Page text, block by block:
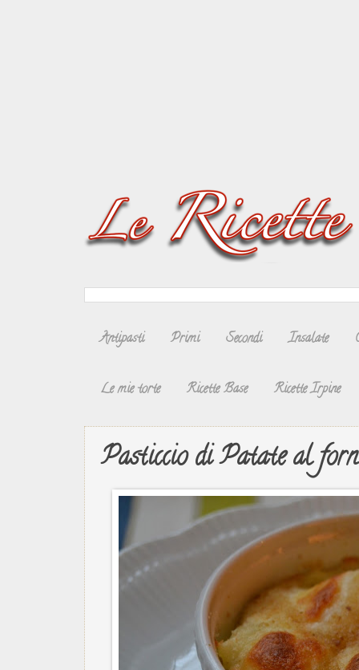
Antipasti Primi Secondi Insalate
Le mie torte Ricette Base Ricette Irpine
Pasticcio di Patate al